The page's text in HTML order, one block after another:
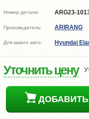
Номер детали: ARG23-
Производитель: ARIRANG
Для какого авто: Hyundai
Уточнить цену